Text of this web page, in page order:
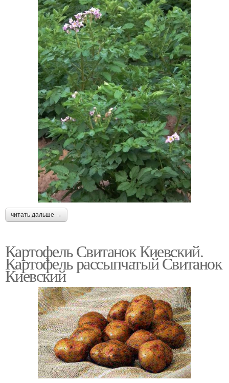
читать дальше →
Картофель Свитанок Киевский.
Картофель рассыпчатый Свитанок
Киевский